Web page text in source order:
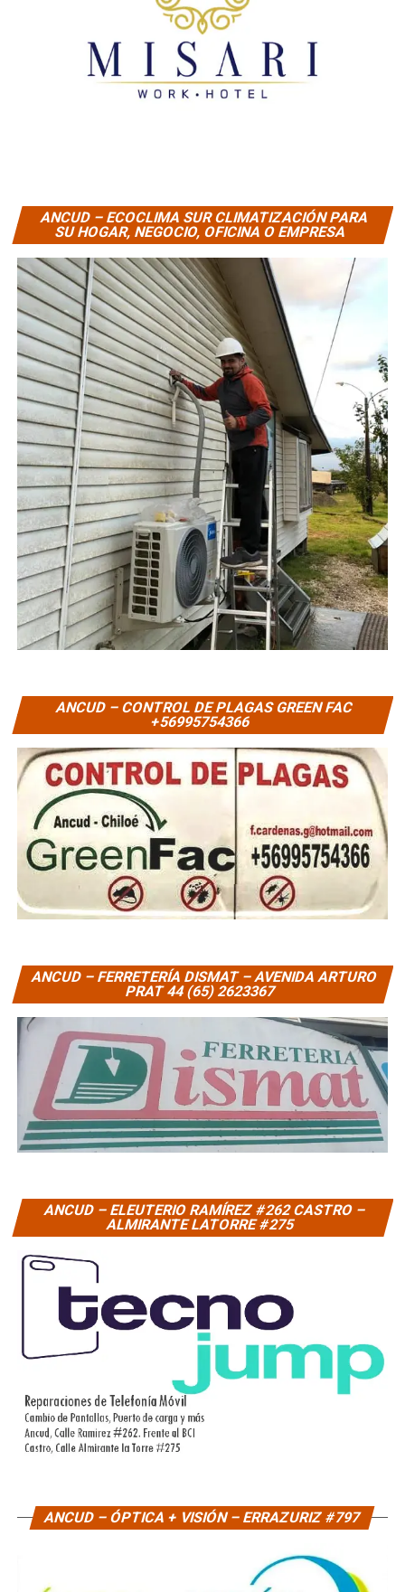
ANCUD – ECOCLIMA SUR CLIMATIZACIÓN PARA
SU HOGAR, NEGOCIO, OFICINA O EMPRESA
ANCUD – CONTROL DE PLAGAS GREEN FAC
+56995754366
ANCUD – FERRETERÍA DISMAT – AVENIDA ARTURO
PRAT 44 (65) 2623367
ANCUD – ELEUTERIO RAMÍREZ #262 CASTRO –
ALMIRANTE LATORRE #275
ANCUD – ÓPTICA + VISIÓN – ERRAZURIZ #797